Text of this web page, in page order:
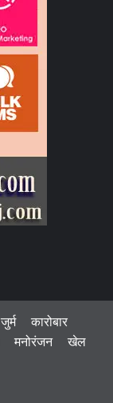
जुर्म
कारोबार
मनोरंजन
खेल